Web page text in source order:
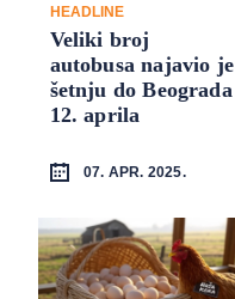
HEADLINE
Veliki broj
autobusa najavio je
šetnju do Beograda
12. aprila
07. APR. 2025.